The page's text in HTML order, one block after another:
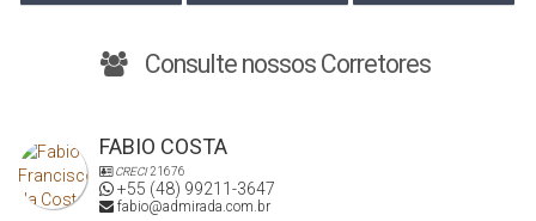
Consulte nossos Corretores
FABIO COSTA
CRECI21676
+55 (48) 99211-3647
fabio@admirada.com.br